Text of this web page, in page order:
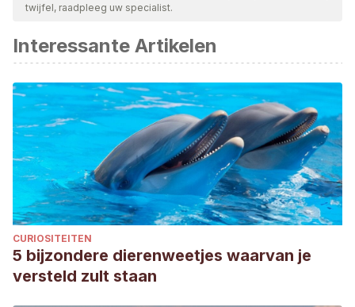
twijfel, raadpleeg uw specialist.
Interessante Artikelen
CURIOSITEITEN
5 bijzondere dierenweetjes waarvan je
versteld zult staan